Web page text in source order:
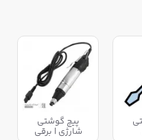
پیچ گوشتی
شارژی | برقی